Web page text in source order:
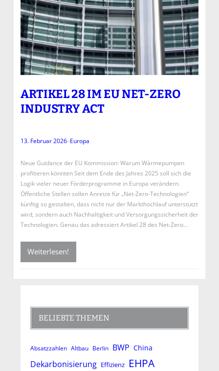
ARTIKEL 28 IM EU NET-ZERO
INDUSTRY ACT
13. Februar 2026–Europa
Neue Guidance der EU Kommission: Warum Wärmepumpen
profitieren könnten Seit dem Ende des Jahres 2025 soll sich die
Logik vieler neuer Förderprogramme in Europa verändern.
Öffentliche Stellen sollen Anreize für „Net-Zero-Technologien“
künftig so gestalten, dass nicht nur der Markthochlauf unterstützt
wird, sondern auch Nachhaltigkeit und Versorgungssicherheit der
Technologien. Genau das adressiert Artikel 28 des Net-Zero…
Weiterlesen!
BELIEBTE THEMEN
Absatzzahlen Altbau Berlin BWP China
Dekarbonisierung Effizienz EHPA